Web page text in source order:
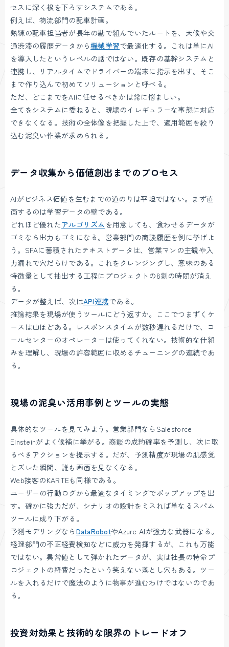
セスに深く根を下ろすシステムである。
例えば、物流部門の配車計画。
熟練の配車担当者が長年の勘で組んでいたルートを、天候や交
通渋滞の履歴データから機械学習で最適化する。これは単にAI
を導入したというレベルの話ではない。既存の基幹システムと
連携し、リアルタイムでドライバーの端末に指示を出す。そこ
まで作り込んで初めてソリューションと呼べる。
ただ、どこまでをAIに任せるべきかは常に悩ましい。
全てをシステムに委ねると、現場のイレギュラーな事態に対応
できなくなる。技術の全体像を把握した上で、適用範囲を絞り
込む泥臭い作業が求められる。
データ収集から価値創出までのプロセス
AIがビジネス価値を生むまでの道のりは平坦ではない。まず直
面するのは学習データの壁である。
どれほど優れたアルゴリズム を用意しても、食わせるデータが
ゴミなら出力もゴミになる。営業部門の商談履歴を例に挙げよ
う。SFAに蓄積されたテキストデータは、営業マンの主観や入
力漏れで穴だらけである。これをクレンジングし、意味のある
特徴量として抽出する工程にプロジェクトの8割の時間が消え
る。
データが整えば、次はAPI連携である。
推論結果を現場が使うツールにどう返すか。ここでつまずくケ
ースは山ほどある。レスポンスタイムが数秒遅れるだけで、コ
ールセンターのオペレーターは使ってくれない。技術的な仕組
みを理解し、現場の許容範囲に収めるチューニングの連続であ
る。
現場の泥臭い活用事例とツールの実態
具体的なツールを見てみよう。営業部門ならSalesforce
Einsteinがよく候補に挙がる。商談の成約確率を予測し、次に取
るべきアクションを提示する。だが、予測精度が現場の肌感覚
とズレた瞬間、誰も画面を見なくなる。
Web接客のKARTEも同様である。
ユーザーの行動ログから最適なタイミングでポップアップを出
す。確かに強力だが、シナリオの設計をミスれば単なるスパム
ツールに成り下がる。
予測モデリングなら DataRobotやAzure AIが強力な武器になる。
経理部門の不正経費検知などに威力を発揮するが、これも万能
ではない。異常値として弾かれたデータが、実は社長の特命プ
ロジェクトの経費だったという笑えない落とし穴もある。ツー
ルを入れるだけで魔法のように物事が進むわけではないのであ
る。
投資対効果と技術的な限界のトレードオフ